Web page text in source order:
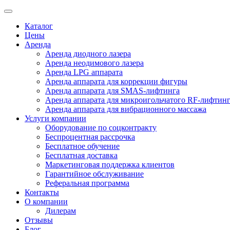
Каталог
Цены
Аренда
Аренда диодного лазера
Аренда неодимового лазера
Аренда LPG аппарата
Аренда аппарата для коррекции фигуры
Аренда аппарата для SMAS-лифтинга
Аренда аппарата для микроигольчатого RF-
Аренда аппарата для вибрационного массажа
Услуги компании
Оборудование по соцконтракту
Беспроцентная рассрочка
Бесплатное обучение
Бесплатная доставка
Маркетинговая поддержка клиентов
Гарантийное обслуживание
Реферальная программа
Контакты
О компании
Дилерам
Отзывы